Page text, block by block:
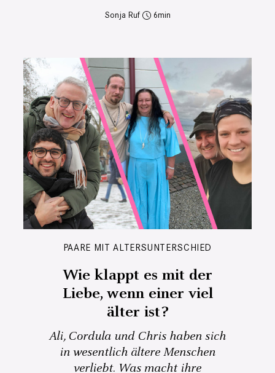
Sonja Ruf 6
PAARE MIT ALTERSUNTERSCHIED
Wie klappt es mit der
Liebe, wenn einer viel
älter ist?
Ali, Cordula und Chris haben sich
in wesentlich ältere Menschen
verliebt. Was macht ihre